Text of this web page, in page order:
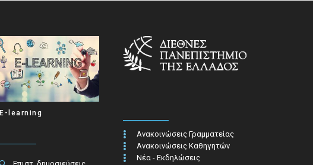
E-learning
Ανακοινώσεις Γραμματείας
Ανακοινώσεις Καθηγητών
Νέα - Εκδηλώσεις